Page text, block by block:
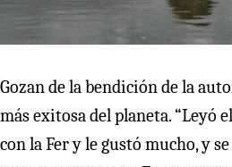
Gozan de la bendición de la
más exitosa del planeta. “Leyó
con la Fer y le gustó mucho, y